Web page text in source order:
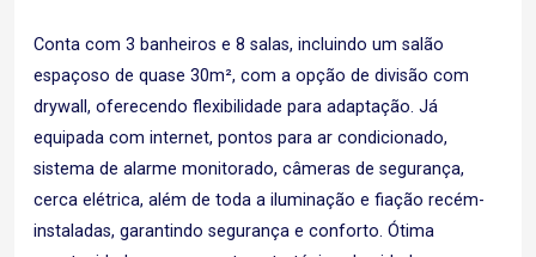
Conta com 3 banheiros e 8 salas, incluindo um salão
espaçoso de quase 30m², com a opção de divisão com
drywall, oferecendo flexibilidade para adaptação. Já
equipada com internet, pontos para ar condicionado,
sistema de alarme monitorado, câmeras de segurança,
cerca elétrica, além de toda a iluminação e fiação recém-
instaladas, garantindo segurança e conforto. Ótima